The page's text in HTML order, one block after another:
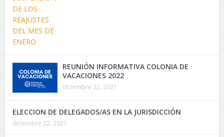
REUNIÓN INFORMATIVA COLONIA DE
VACACIONES 2022
diciembre 22, 2021
ELECCION DE DELEGADOS/AS EN LA JURISDICCIÓN
diciembre 22, 2021